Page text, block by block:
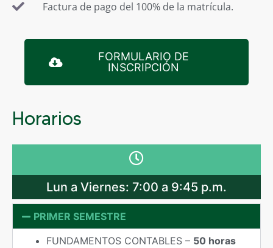
Factura de pago del 100% de la matrícula.
FORMULARIO DE
INSCRIPCIÓN
Horarios
Lun a Viernes: 7:00 a 9:45 p.m.
PRIMER SEMESTRE
FUNDAMENTOS CONTABLES – 50 horas